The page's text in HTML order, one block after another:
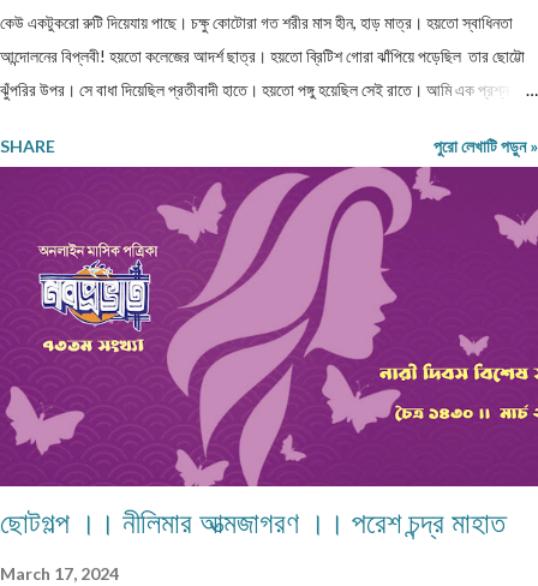
কেউ একটুকরো রুটি দিয়েযায় পাছে। চক্ষু কোটোরা গত শরীর মাস হীন, হাড় মাত্র। হয়তো স্বাধিনতা
আন্দোলনের বিপ্লবী! হয়তো কলেজের আদর্শ ছাত্র। হয়তো ব্রিটিশ গোরা ঝাঁপিয়ে পড়েছিল তার ছোট্টো
ঝুঁপরির উপর। সে বাধা দিয়েছিল প্রতীবাদী হাতে। হয়তো পঙ্গু হয়েছিল সেই রাতে। আমি এক প্রশ্ন
বস্ত্রহীন এই রাতে। নিম্নাঙ্গে একটা নোংগরা ধুতি। কী জানি কত দিন খায়নি? কত দিন দেখেনি এক টুকরো
রুটি! রাজধানী শহরের আকাশটা দেখছে। দেখছে নেতা মন্ত্রী গন। হাইরে কেউতো তারে উঠিয়ে তোলেনি।
দেখেনি কোনো কোমল মন। আজ ভারতবর্ষ উন্নতশীল রাষ্ট্র! কথাটা অতীব মিথ্যা মাটি। এমন কতযে
মানুষ ক্ষুদার্থ, দেখেনা এক টুকরো রুটি। নতুন মন্ত্রী, নতুন রাষ্ট্রপতি সবাই আসে সবার হয় আবর্তন। হাইরে
পিছিয়ে পড়া মানুষ গুলো! তাদের হয়না কোনো পরিবর্তন। আজ 71 বছর আজাদ হয়েও বোধহয় যে...
SHARE পুরো লেখাটি পড়ুন »
ছোটগল্প ।। নীলিমার আত্মজাগরণ ।। পরেশ চন্দ্র মাহাত
March 17, 2024